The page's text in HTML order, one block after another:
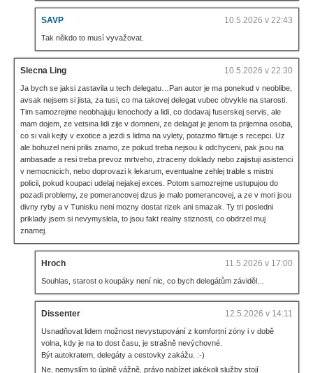
SAVP 10.5.2026 v 22:43
Tak někdo to musí vyvažovat.
Slecna Ling 10.5.2026 v 22:30
Ja bych se jaksi zastavila u tech delegatu…Pan autor je ma ponekud v neoblibe,
avsak nejsem si jista, za tusi, co ma takovej delegat vubec obvykle na starosti.
Tim samozrejme neobhajuju lenochody a lidi, co dodavaj fuserskej servis, ale
mam dojem, ze vetsina lidi zije v domneni, ze delagat je jenom ta prijemna osoba,
co si vali kejty v exotice a jezdi s lidma na vylety, potazmo flirtuje s recepci. Uz
ale bohuzel neni prilis znamo, ze pokud treba nejsou k odchyceni, pak jsou na
ambasade a resi treba prevoz mrtveho, ztraceny doklady nebo zajistuji asistenci
v nemocnicich, nebo doprovazi k lekarum, eventualne zehlej trable s mistni
policii, pokud koupaci udelaj nejakej exces. Potom samozrejme ustupujou do
pozadi problemy, ze pomerancovej dzus je malo pomerancovej, a ze v mori jsou
divny ryby a v Tunisku neni mozny dostat rizek ani smazak. Ty tri posledni
priklady jsem si nevymyslela, to jsou fakt realny stiznosti, co obdrzel muj
znamej.
Hroch 11.5.2026 v 17:00
Souhlas, starost o koupáky není nic, co bych delegátům záviděl…
Dissenter 12.5.2026 v 14:11
Usnadňovat lidem možnost nevystupování z komfortní zóny i v době
volna, kdy je na to dost času, je strašně nevýchovné.
Být autokratem, delegáty a cestovky zakážu. :-)
Ne, nemyslím to úplně vážně, právo nabízet jakékoli služby stojí